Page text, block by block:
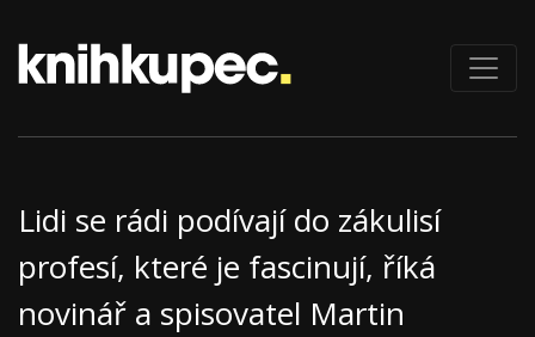
Lidi se rádi podívají do zákulisí
profesí, které je fascinují, říká
novinář a spisovatel Martin